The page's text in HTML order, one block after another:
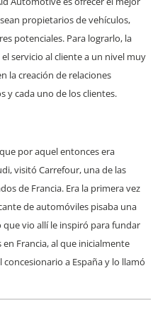
propietarios de vehículos,
potenciales. Para lograrlo, la
servicio al cliente a un nivel muy
la creación de relaciones
y cada uno de los clientes.
por aquel entonces era
visitó Carrefour, una de las
de Francia. Era la primera vez
de automóviles pisaba una
vio allí le inspiró para fundar
Francia, al que inicialmente
concesionario a España y lo llamó